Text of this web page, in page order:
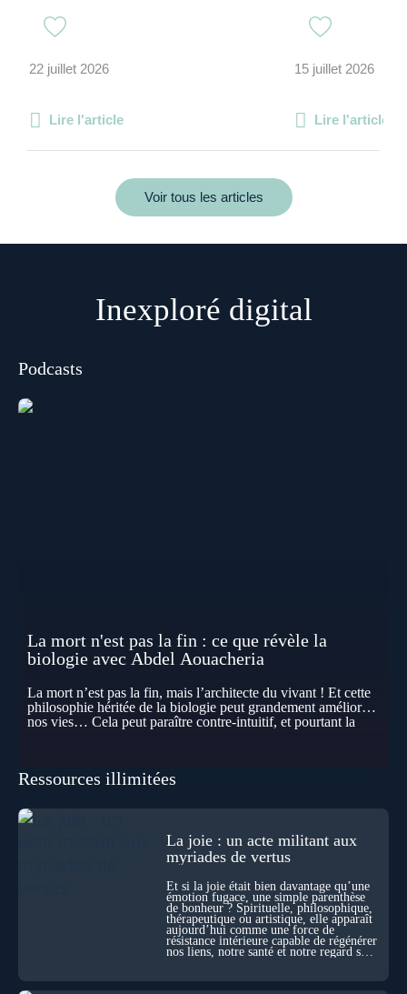
22 juillet 2026
Lire l'article
15 juillet 2026
Lire l'article
Voir tous les articles
Inexploré digital
Podcasts
La mort n'est pas la fin : ce que révèle la
biologie avec Abdel Aouacheria
La mort n’est pas la fin, mais l’architecte du vivant ! Et cette
philosophie héritée de la biologie peut grandement améliorer
nos vies… Cela peut paraître contre-intuitif, et pourtant la
se construisent grâce à des milliers de morts cellulaires
effacements nécessaires façonnent la vie elle-même. À toutes
les échelles, la mort apparaît moins comme une rupture que
comme une logique active du vivant. Alors, la biologie peut-
elle transformer notre manière de penser la mort ? Existe-t-il
des ponts avec nos intuitions métaphysiques sur le cycle de
l’âme ? Nous en parlons avec Abdel Aouacheria, docteur en
biochimie et spécialiste de la mort cellulaire.
Ressources illimitées
La joie : un acte militant aux
myriades de vertus
Et si la joie était bien davantage qu’une
émotion fugace, une simple parenthèse
de bonheur ? Spirituelle, philosophique,
thérapeutique ou artistique, elle apparaît
aujourd’hui comme une force de
résistance intérieure capable de régénérer
nos liens, notre santé et notre regard sur